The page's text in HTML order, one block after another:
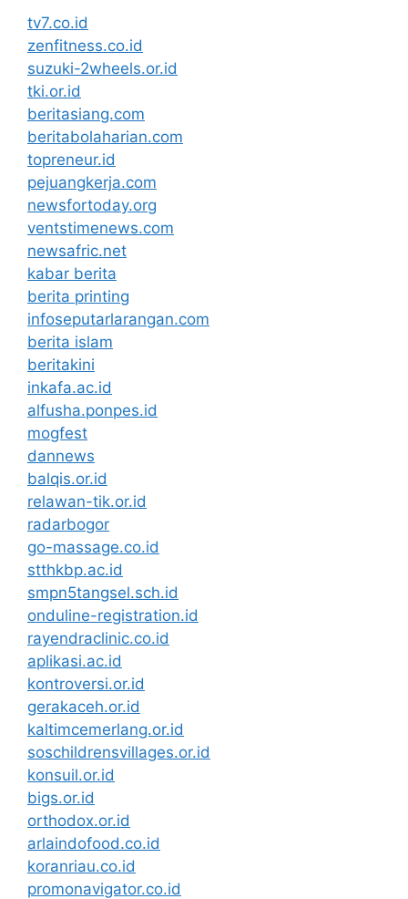
tv7.co.id
zenfitness.co.id
suzuki-2wheels.or.id
tki.or.id
beritasiang.com
beritabolaharian.com
topreneur.id
pejuangkerja.com
newsfortoday.org
ventstimenews.com
newsafric.net
kabar berita
berita printing
infoseputarlarangan.com
berita islam
beritakini
inkafa.ac.id
alfusha.ponpes.id
mogfest
dannews
balqis.or.id
relawan-tik.or.id
radarbogor
go-massage.co.id
stthkbp.ac.id
smpn5tangsel.sch.id
onduline-registration.id
rayendraclinic.co.id
aplikasi.ac.id
kontroversi.or.id
gerakaceh.or.id
kaltimcemerlang.or.id
soschildrensvillages.or.id
konsuil.or.id
bigs.or.id
orthodox.or.id
arlaindofood.co.id
koranriau.co.id
promonavigator.co.id